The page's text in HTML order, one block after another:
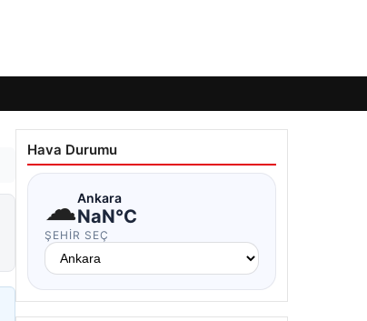
Hava Durumu
☁Ankara
NaN°C
ŞEHIR SEÇ